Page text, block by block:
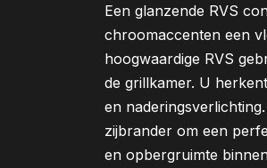
Een glanzende RVS
chroomaccenten een
hoogwaardige RVS
de grillkamer. U
en
zijbrander om een
en opbergruimte